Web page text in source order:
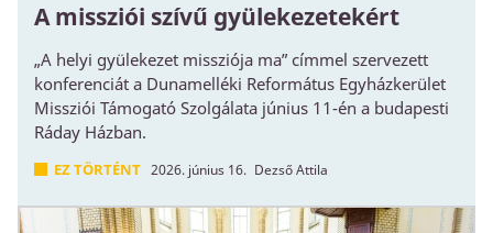
A missziói szívű gyülekezetekért
„A helyi gyülekezet missziója ma” címmel szervezett
konferenciát a Dunamelléki Református Egyházkerület
Missziói Támogató Szolgálata június 11-én a budapesti
Ráday Házban.
EZ TÖRTÉNT 2026. június 16. Dezső Attila